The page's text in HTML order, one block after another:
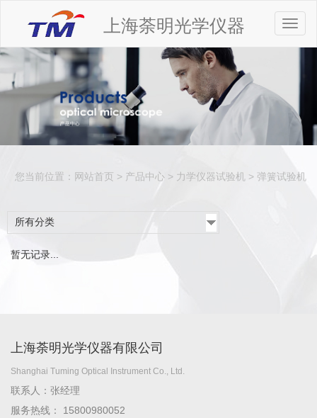
上海荼明光学仪器
您当前位置： 网站首页 > 产品中心 > 力学仪器试验机 > 弹簧试验机
所有分类
暂无记录...
上海荼明光学仪器有限公司
Shanghai Tuming Optical Instrument Co., Ltd.
联系人：张经理
服务热线： 15800980052